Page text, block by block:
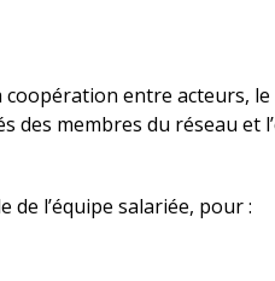
entre acteurs,
membres du réseau et
de l’équipe salariée, pour :